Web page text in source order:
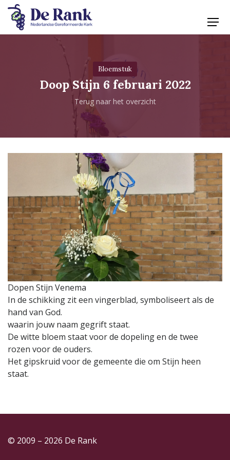
Bloemstuk
Doop Stijn 6 februari 2022
Terug naar het overzicht
Dopen Stijn Venema
In de schikking zit een vingerblad, symboliseert als de
hand van God.
waarin jouw naam gegrift staat.
De witte bloem staat voor de dopeling en de twee
rozen voor de ouders.
Het gipskruid voor de gemeente die om Stijn heen
staat.
© 2009 – 2026 De Rank